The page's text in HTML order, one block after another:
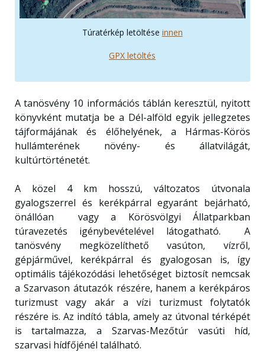
Túratérkép letöltése innen
GPX letöltés
A tanösvény 10 információs táblán keresztül, nyitott
könyvként mutatja be a Dél-alföld egyik jellegzetes
tájformájának és élőhelyének, a Hármas-Körös
hullámterének növény- és állatvilágát,
kultúrtörténetét.
A közel 4 km hosszú, változatos útvonala
gyalogszerrel és kerékpárral egyaránt bejárható,
önállóan vagy a Körösvölgyi Állatparkban
túravezetés igénybevételével látogatható. A
tanösvény megközelíthető vasúton, vízről,
gépjárművel, kerékpárral és gyalogosan is, így
optimális tájékozódási lehetőséget biztosít nemcsak
a Szarvason átutazók részére, hanem a kerékpáros
turizmust vagy akár a vízi turizmust folytatók
részére is. Az indító tábla, amely az útvonal térképét
is tartalmazza, a Szarvas-Mezőtúr vasúti híd,
szarvasi hídfőjénél található.